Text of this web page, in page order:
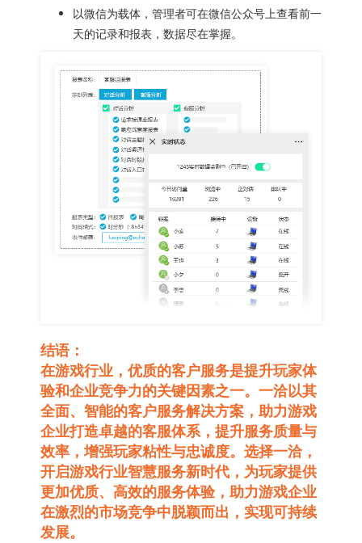
以微信为载体，管理者可在微信公众号上查看前一
天的记录和报表，数据尽在掌握。
结语：
在游戏行业，优质的客户服务是提升玩家体
验和企业竞争力的关键因素之一。一洽以其
全面、智能的客户服务解决方案，助力游戏
企业打造卓越的客服体系，提升服务质量与
效率，增强玩家粘性与忠诚度。选择一洽，
开启游戏行业智慧服务新时代，为玩家提供
更加优质、高效的服务体验，助力游戏企业
在激烈的市场竞争中脱颖而出，实现可持续
发展。